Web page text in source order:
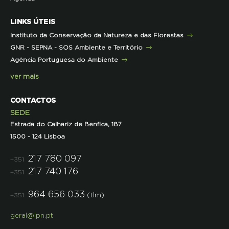
Pareceres
Parcerias
Projetos
Semana do Jornalismo de Ambiente 2023
Projetos
Outras Formações
LINKS ÚTEIS
Instituto da Conservação da Natureza e das Florestas
GNR - SEPNA - SOS Ambiente e Território
Agência Portuguesa do Ambiente
ver mais
CONTACTOS
SEDE
Estrada do Calhariz de Benfica, 187
1500 - 124 Lisboa
+351 217 780 097
+351 217 740 176
+351 964 656 033 (tlm)
geral@lpn.pt